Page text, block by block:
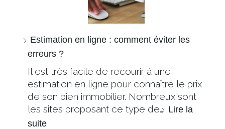
Estimation en ligne : comment éviter les
erreurs ?
Il est très facile de recourir à une
estimation en ligne pour connaître le prix
de son bien immobilier. Nombreux sont
les sites proposant ce type de… Lire la
suite